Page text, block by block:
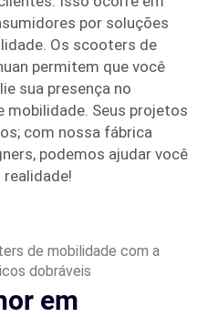
por soluções
Os scooters de
permitem que você
sua presença no
mobilidade. Seus projetos
com nossa fábrica
podemos ajudar você
em